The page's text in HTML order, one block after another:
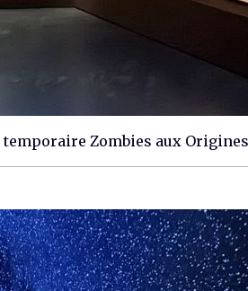
temporaire Zombies aux